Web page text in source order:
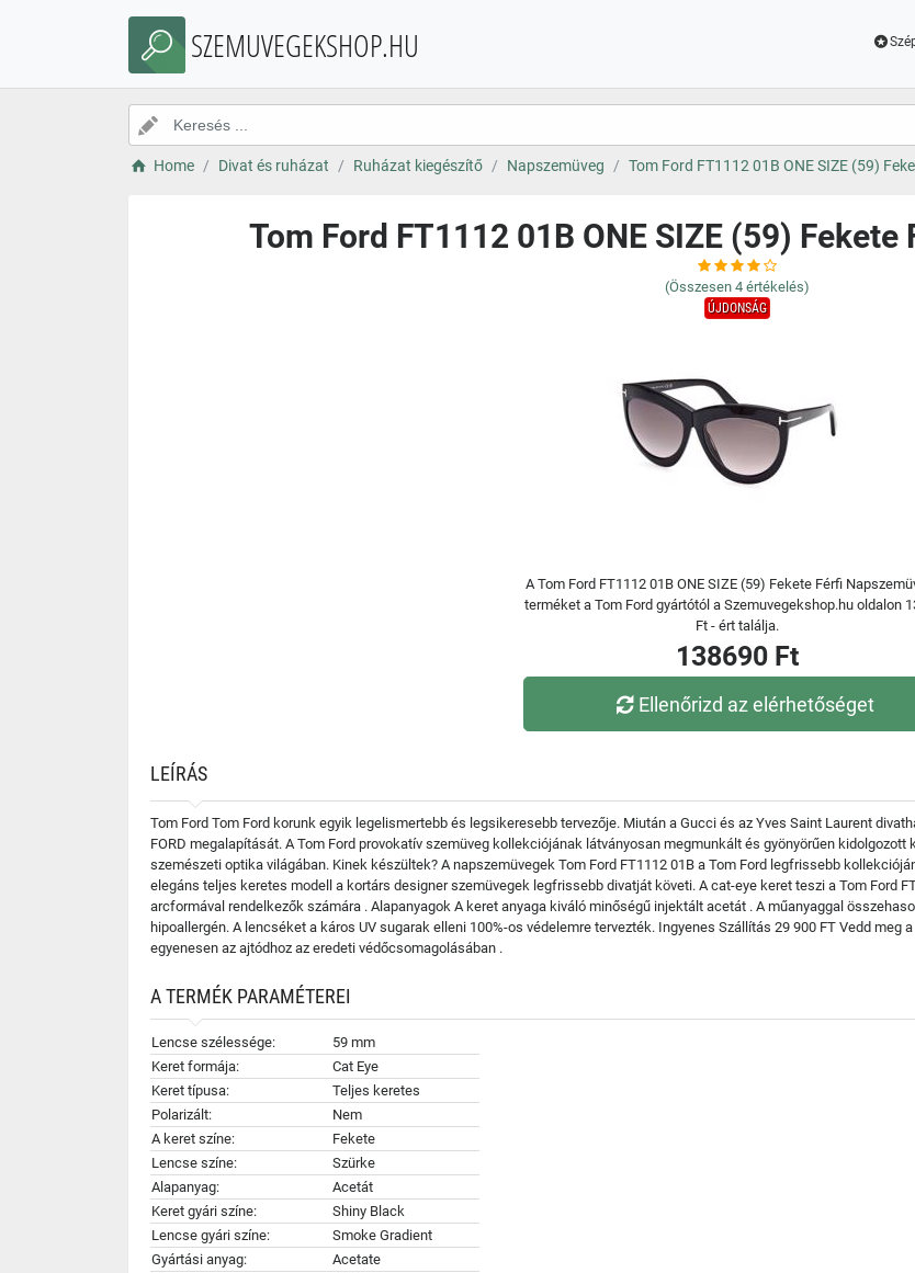
SZEMUVEGEKSHOP.HU
Home Divat és ruházat Ruházat kiegészítő Napszemüveg Tom Ford FT1112 01B ONE SIZE (59)
Tom Ford FT1112 01B ONE SIZE (59)
(Összesen 4 értékelés)
ÚJDONSÁG
A Tom Ford FT1112 01B ONE SIZE (59) Fekete Férfi
terméket a Tom Ford gyártótól a Szemuvegekshop.hu oldalon
Ft - ért találja.
138690 Ft
Ellenőrizd az elérhetőséget
LEÍRÁS
Tom Ford Tom Ford korunk egyik legelismertebb és legsikeresebb tervezője. Miután a Gucci és az Yves Saint Laurent
FORD megalapítását. A Tom Ford provokatív szemüveg kollekciójának látványosan megmunkált és gyönyörűen
szemészeti optika világában. Kinek készültek? A napszemüvegek Tom Ford FT1112 01B a Tom Ford legfrissebb
elegáns teljes keretes modell a kortárs designer szemüvegek legfrissebb divatját követi. A cat-eye keret teszi a Tom Ford
arcformával rendelkezők számára . Alapanyagok A keret anyaga kiváló minőségű injektált acetát . A műanyaggal
hipoallergén. A lencséket a káros UV sugarak elleni 100%-os védelemre tervezték. Ingyenes Szállítás 29 900 FT Vedd meg
egyenesen az ajtódhoz az eredeti védőcsomagolásában .
A TERMÉK PARAMÉTEREI
Lencse szélessége:
59 mm
Keret formája:
Cat Eye
Keret típusa:
Teljes keretes
Polarizált:
Nem
A keret színe:
Fekete
Lencse színe:
Szürke
Alapanyag:
Acetát
Keret gyári színe:
Shiny Black
Lencse gyári színe:
Smoke Gradient
Gyártási anyag:
Acetate